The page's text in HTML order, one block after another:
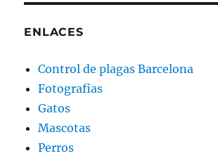
ENLACES
Control de plagas Barcelona
Fotografias
Gatos
Mascotas
Perros